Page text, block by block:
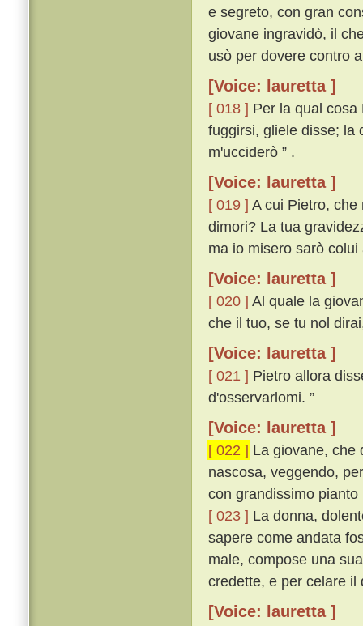
e segreto, con gran
giovane ingravidò, il
usò per dovere contro
[Voice: lauretta ]
[ 018 ] Per la qual
fuggirsi, gliele disse; la
m'ucciderò ” .
[Voice: lauretta ]
[ 019 ] A cui Pietro, che
dimori? La tua
ma io misero sarò
[Voice: lauretta ]
[ 020 ] Al quale la
che il tuo, se tu nol
[Voice: lauretta ]
[ 021 ] Pietro allora
d'osservarlomi. ”
[Voice: lauretta ]
[ 022 ] La giovane, che
nascosa, veggendo,
con grandissimo
[ 023 ] La donna,
sapere come andata
male, compose una
credette, e per celare il
[Voice: lauretta ]